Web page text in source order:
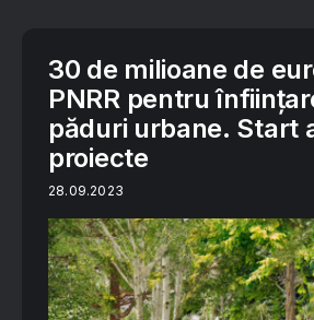
30 de milioane de
PNRR pentru
păduri urbane. Start
proiecte
28.09.2023